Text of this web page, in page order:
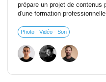
prépare un projet de contenus
d'une formation
Photo - Vidéo - Son